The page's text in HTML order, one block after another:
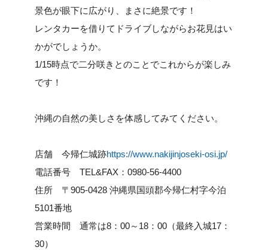
景色が眼下に広がり、まさに絶景です！
レンタカーを借りてドライブしながらお花見はい
かがでしょうか。
1/15時点で二分咲きとのことでこれからが楽しみ
です！
沖縄の自然の美しさを体感してみてください。
店舗今帰仁城跡https://www.nakijinjoseki-osi.jp/
電話番号TEL&FAX：0980-56-4400
住所 〒905-0428 沖縄県国頭郡今帰仁村字今泊
5101番地
営業時間通常は8：00～18：00（最終入城17：
30）